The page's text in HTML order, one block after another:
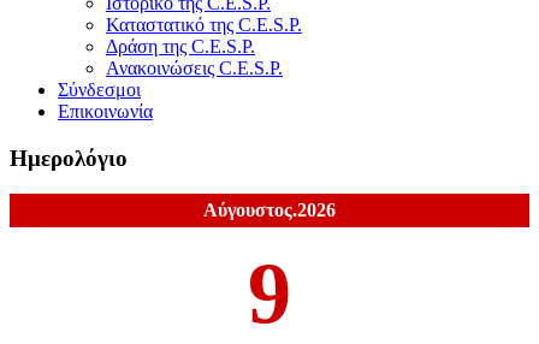
Καταστατικό της C.E.S.P.
Δράση της C.E.S.P.
Ανακοινώσεις C.E.S.P.
Σύνδεσμοι
Επικοινωνία
Ημερολόγιο
Αύγουστος.2026
9